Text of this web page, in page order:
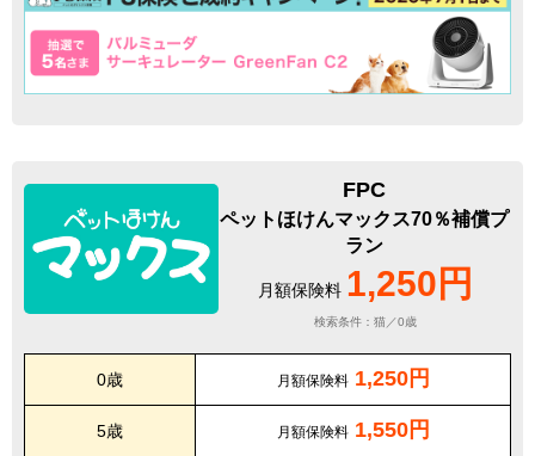
FPC
ペットほけんマックス70％補償プ
ラン
月額保険料 1,250円
検索条件：猫／0歳
0歳 月額保険料 1,250円
5歳 月額保険料 1,550円